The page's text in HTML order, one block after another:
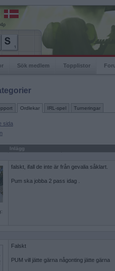
Sök medlem Topplistor
Ordlekar IRL-spel Turneringar
sida
Inlägg
falskt, ifall de inte är från gevalia såklart.
Pum ska jobba 2 pass idag .
Falskt
PUM vill jätte gärna någonting jätte gärna